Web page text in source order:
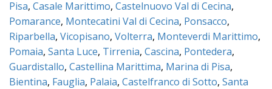
Pisa, Casale Marittimo, Castelnuovo Val di Cecina,
Pomarance, Montecatini Val di Cecina, Ponsacco,
Riparbella, Vicopisano, Volterra, Monteverdi Marittimo,
Pomaia, Santa Luce, Tirrenia, Cascina, Pontedera,
Guardistallo, Castellina Marittima, Marina di Pisa,
Bientina, Fauglia, Palaia, Castelfranco di Sotto, Santa